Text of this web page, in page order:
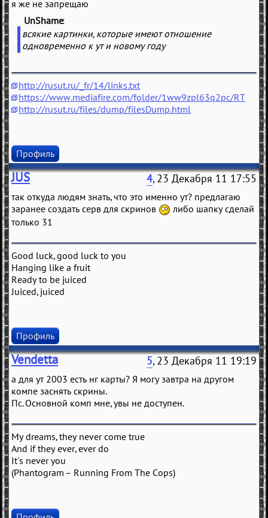
я же не запрещаю
UnShame
всякие картинки, которые имеют отношение
одновременно к ут и новому году
http://rusut.ru/_fr/14/links.txt
https://www.mediafire.com/folder/1ww9zpl63q2pc/RT
http://rusut.ru/files/dump/filesDump.html
Профиль
JUS 4, 23 Декабря 11 17:55
так откуда людям знать, что это именно ут? предлагаю
заранее создать серв для скринов
либо шапку сделай
только 31
Good luck, good luck to you
Hanging like a fruit
Ready to be juiced
Juiced, juiced
Профиль
Vendetta 5, 23 Декабря 11 19:19
а для ут 2003 есть нг карты? Я могу завтра на другом
компе заснять скрины.
Пс. Основной комп мне, увы не доступен.
My dreams, they never come true
And if they ever, ever do
It's never you
(Phantogram – Running From The Cops)